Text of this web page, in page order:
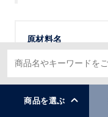
商品を選ぶ
原材料名
内容総量